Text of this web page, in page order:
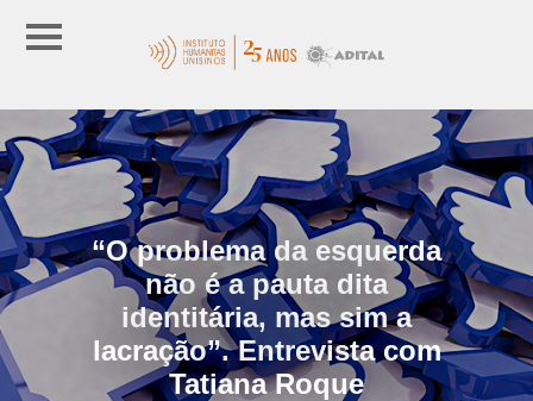
“O problema da esquerda
não é a pauta dita
identitária, mas sim a
lacração”. Entrevista com
Tatiana Roque